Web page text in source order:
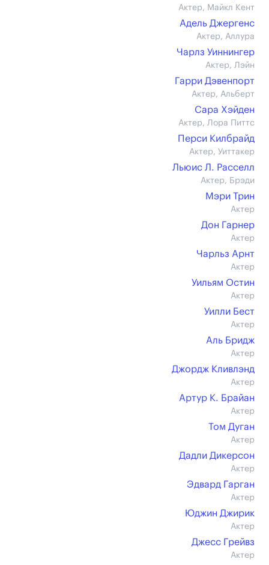
Актер, Майкл Кент
Адель Джергенс
Актер, Аллура
Чарлз Уиннингер
Актер, Лэйн
Гарри Дэвенпорт
Актер, Альберт
Сара Хэйден
Актер, Лора Питтс
Перси Килбрайд
Актер, Уиттакер
Льюис Л. Расселл
Актер, Брэди
Мэри Трин
Актер
Дон Гарнер
Актер
Чарльз Арнт
Актер
Уильям Остин
Актер
Уилли Бест
Актер
Аль Бридж
Актер
Джордж Кливлэнд
Актер
Артур К. Брайан
Актер
Том Дуган
Актер
Дадли Дикерсон
Актер
Эдвард Гарган
Актер
Юджин Джирик
Актер
Джесс Грейвз
Актер